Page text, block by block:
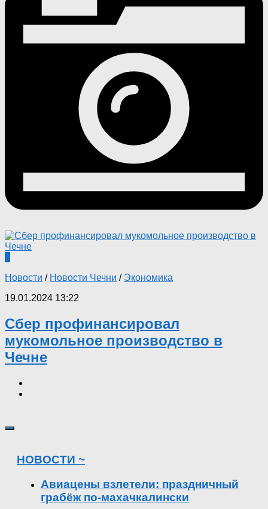
Новости / Новости Чечни / Экономика
19.01.2024 13:22
Сбер профинансировал
мукомольное производство в
Чечне
НОВОСТИ ~
Авиацены взлетели: праздничный
грабёж по-махачкалински